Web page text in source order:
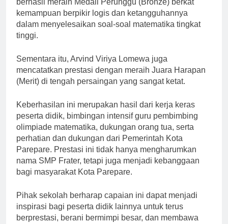
berhasil meraih Medali Perunggu (Bronze) berkat
kemampuan berpikir logis dan ketangguhannya
dalam menyelesaikan soal-soal matematika tingkat
tinggi.
Sementara itu, Arvind Viriya Lomewa juga
mencatatkan prestasi dengan meraih Juara Harapan
(Merit) di tengah persaingan yang sangat ketat.
Keberhasilan ini merupakan hasil dari kerja keras
peserta didik, bimbingan intensif guru pembimbing
olimpiade matematika, dukungan orang tua, serta
perhatian dan dukungan dari Pemerintah Kota
Parepare. Prestasi ini tidak hanya mengharumkan
nama SMP Frater, tetapi juga menjadi kebanggaan
bagi masyarakat Kota Parepare.
Pihak sekolah berharap capaian ini dapat menjadi
inspirasi bagi peserta didik lainnya untuk terus
berprestasi, berani bermimpi besar, dan membawa